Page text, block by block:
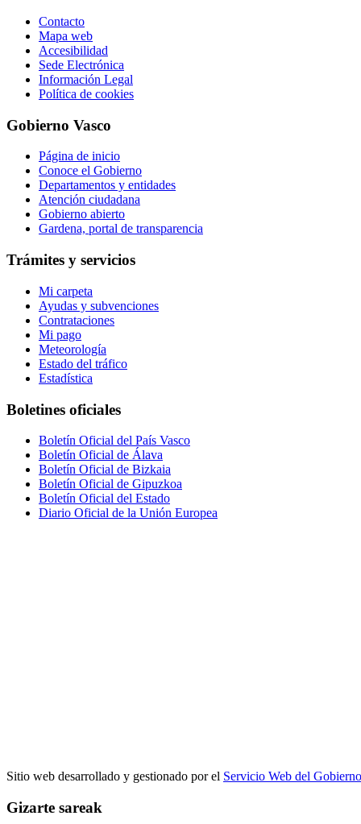
Contacto
Mapa web
Accesibilidad
Sede Electrónica
Información Legal
Política de cookies
Gobierno Vasco
Página de inicio
Conoce el Gobierno
Departamentos y entidades
Atención ciudadana
Gobierno abierto
Gardena, portal de transparencia
Trámites y servicios
Mi carpeta
Ayudas y subvenciones
Contrataciones
Mi pago
Meteorología
Estado del tráfico
Estadística
Boletines oficiales
Boletín Oficial del País Vasco
Boletín Oficial de Álava
Boletín Oficial de Bizkaia
Boletín Oficial de Gipuzkoa
Boletín Oficial del Estado
Diario Oficial de la Unión Europea
Sitio web desarrollado y gestionado por el Servicio Web del
Gizarte sareak